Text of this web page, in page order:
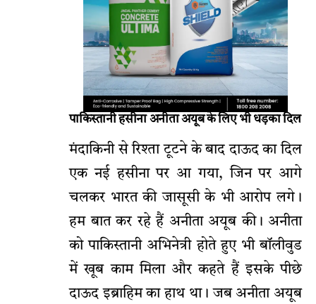
पाकिस्तानी हसीना अनीता अयूब के लिए भी धड़का दिल
मंदाकिनी से रिश्ता टूटने के बाद दाऊद का दिल
एक नई हसीना पर आ गया, जिन पर आगे
चलकर भारत की जासूसी के भी आरोप लगे।
हम बात कर रहे हैं अनीता अयूब की। अनीता
को पाकिस्तानी अभिनेत्री होते हुए भी बॉलीवुड
में खूब काम मिला और कहते हैं इसके पीछे
दाऊद इब्राहिम का हाथ था। जब अनीता अयूब